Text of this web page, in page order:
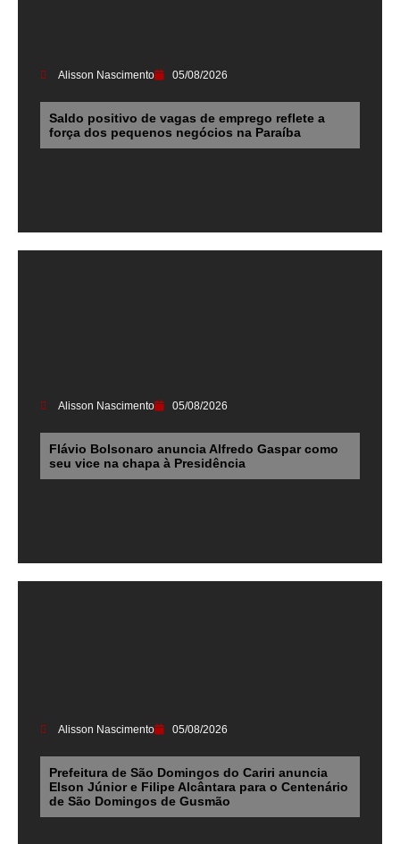
Alisson Nascimento 05/08/2026
Saldo positivo de vagas de emprego reflete a
força dos pequenos negócios na Paraíba
Alisson Nascimento 05/08/2026
Flávio Bolsonaro anuncia Alfredo Gaspar como
seu vice na chapa à Presidência
Alisson Nascimento 05/08/2026
Prefeitura de São Domingos do Cariri anuncia
Elson Júnior e Filipe Alcântara para o Centenário
de São Domingos de Gusmão